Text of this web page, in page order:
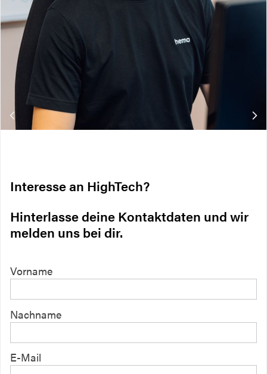
Interesse an HighTech?
Hinterlasse deine Kontaktdaten und wir
melden uns bei dir.
Vorname
Nachname
E-Mail